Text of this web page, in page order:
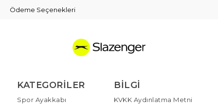
Ödeme Seçenekleri
KATEGORILER
Spor Ayakkabı
BILGI
KVKK Aydınlatma Metni